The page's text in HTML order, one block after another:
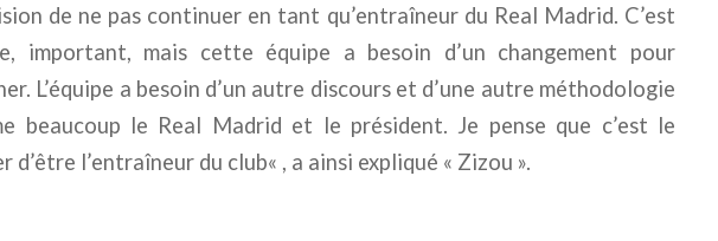
de ne pas continuer en tant qu’entraîneur du Real Madrid. C’est
important, mais cette équipe a besoin d’un changement pour
L’équipe a besoin d’un autre discours et d’une autre méthodologie
beaucoup le Real Madrid et le président. Je pense que c’est le
d’être l’entraîneur du club« , a ainsi expliqué « Zizou ».